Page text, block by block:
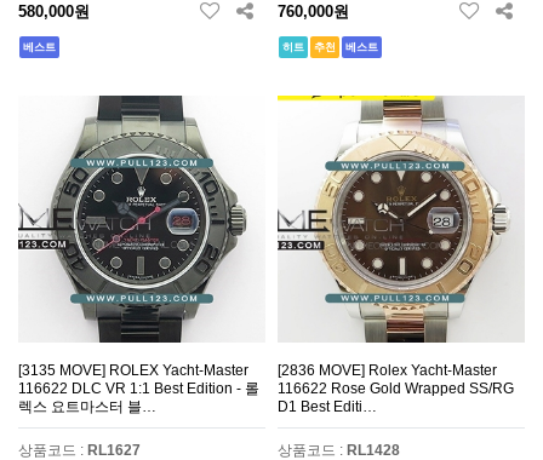
580,000원
베스트
760,000원
히트 추천 베스트
[3135 MOVE] ROLEX Yacht-Master
116622 DLC VR 1:1 Best Edition - 롤
렉스 요트마스터 블…
상품코드 : RL1627
[2836 MOVE] Rolex Yacht-Master
116622 Rose Gold Wrapped SS/RG
D1 Best Editi…
상품코드 : RL1428